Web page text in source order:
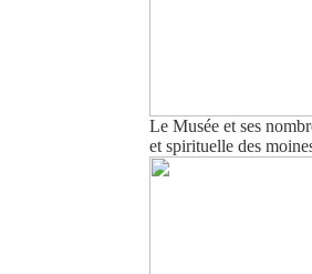
Le Musée et ses
et spirituelle des